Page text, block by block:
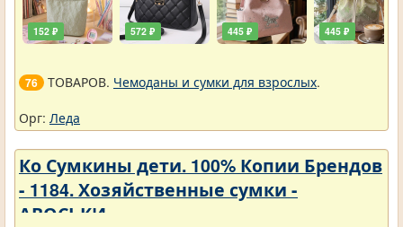
152 ₽ 572 ₽ 445 ₽ 445 ₽
76 ТОВАРОВ. Чемоданы и сумки для взрослых.
Орг: Леда
Ко Сумкины дети. 100% Копии Брендов
- 1184. Хозяйственные сумки -
АВОСЬКИ